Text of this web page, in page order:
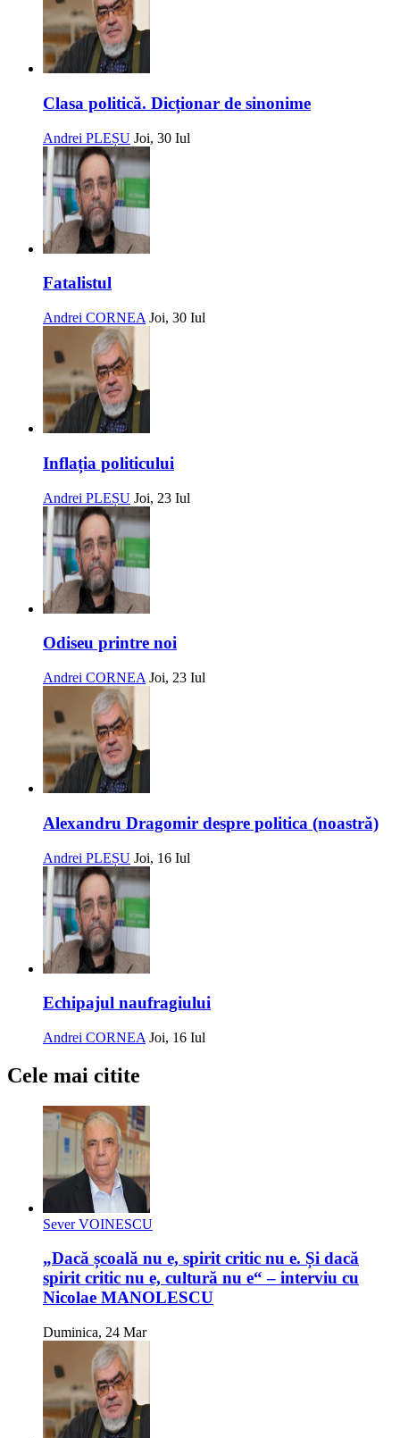
Clasa politică. Dicționar de sinonime
Andrei PLEȘU Joi, 30 Iul
Fatalistul
Andrei CORNEA Joi, 30 Iul
Inflația politicului
Andrei PLEȘU Joi, 23 Iul
Odiseu printre noi
Andrei CORNEA Joi, 23 Iul
Alexandru Dragomir despre politica (noastră)
Andrei PLEȘU Joi, 16 Iul
Echipajul naufragiului
Andrei CORNEA Joi, 16 Iul
Cele mai citite
Sever VOINESCU
„Dacă școală nu e, spirit critic nu e. Și dacă
spirit critic nu e, cultură nu e“ – interviu cu
Nicolae MANOLESCU
Duminica, 24 Mar